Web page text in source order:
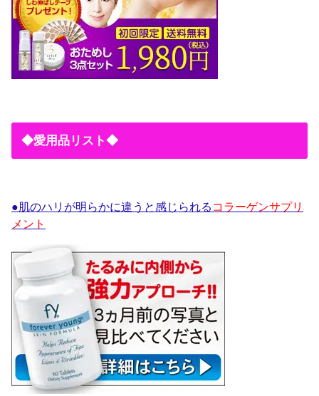
◆愛用品リスト◆
●肌のハリが明らかに違うと感じられる コラーゲンサプリ
メント